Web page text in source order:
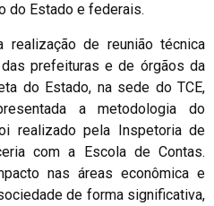
do Estado e federais.
realização de reunião técnica
prefeituras e de órgãos da
do Estado, na sede do TCE,
a metodologia do
realizado pela Inspetoria de
com a Escola de Contas.
nas áreas econômica e
de forma significativa,